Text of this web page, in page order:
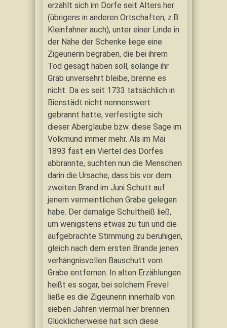
erzählt sich im Dorfe seit Alters her
(übrigens in anderen Ortschaften, z.B.
Kleinfahner auch), unter einer Linde in
der Nähe der Schenke liege eine
Zigeunerin begraben, die bei ihrem
Tod gesagt haben soll, solange ihr
Grab unversehrt bleibe, brenne es
nicht. Da es seit 1733 tatsächlich in
Bienstädt nicht nennenswert
gebrannt hatte, verfestigte sich
dieser Aberglaube bzw. diese Sage im
Volkmund immer mehr. Als im Mai
1893 fast ein Viertel des Dorfes
abbrannte, suchten nun die Menschen
darin die Ursache, dass bis vor dem
zweiten Brand im Juni Schutt auf
jenem vermeintlichen Grabe gelegen
habe. Der damalige Schultheiß ließ,
um wenigstens etwas zu tun und die
aufgebrachte Stimmung zu beruhigen,
gleich nach dem ersten Brande jenen
verhängnisvollen Bauschutt vom
Grabe entfernen. In alten Erzählungen
heißt es sogar, bei solchem Frevel
ließe es die Zigeunerin innerhalb von
sieben Jahren viermal hier brennen.
Glücklicherweise hat sich diese